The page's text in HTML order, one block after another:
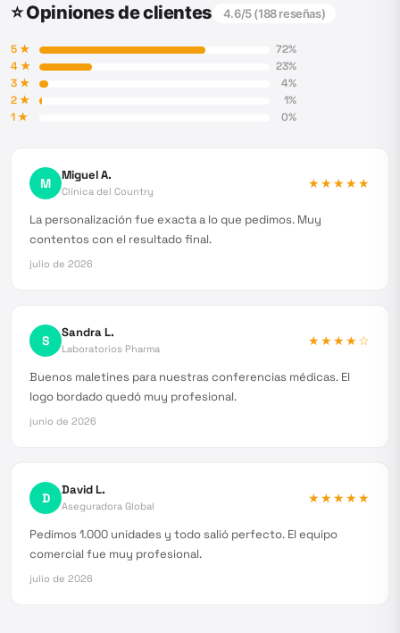
⭐ Opiniones de clientes 4.6/5 (188reseñas)
5★ 72%
4★ 23%
3★ 4%
2★ 1%
1★ 0%
M Miguel A.
Clínica del Country
★★★★★
La personalización fue exacta a lo que pedimos. Muy
contentos con el resultado final.
julio de 2026
S Sandra L.
Laboratorios Pharma
★★★★☆
Buenos maletines para nuestras conferencias médicas. El
logo bordado quedó muy profesional.
junio de 2026
D David L.
Aseguradora Global
★★★★★
Pedimos 1.000 unidades y todo salió perfecto. El equipo
comercial fue muy profesional.
julio de 2026